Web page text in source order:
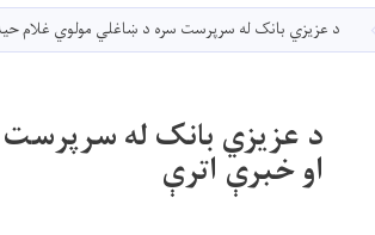
د عزیزي بانک له سرپرست سره د ښاغلي مولوي غلام
د عزیزي بانک له
او خبرې اترې